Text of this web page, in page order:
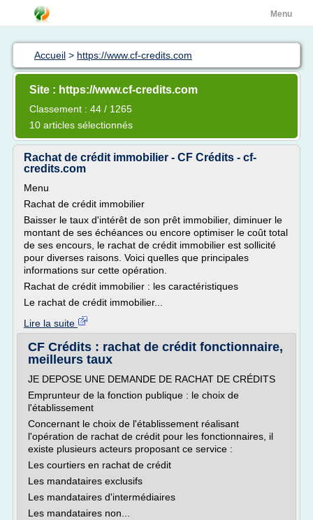
Menu
Accueil > https://www.cf-credits.com
Site : https://www.cf-credits.com
Classement : 44 / 1265
10 articles sélectionnés
Rachat de crédit immobilier - CF Crédits - cf-
credits.com
Menu
Rachat de crédit immobilier
Baisser le taux d'intérêt de son prêt immobilier, diminuer le
montant de ses échéances ou encore optimiser le coût total
de ses encours, le rachat de crédit immobilier est sollicité
pour diverses raisons. Voici quelles que principales
informations sur cette opération.
Rachat de crédit immobilier : les caractéristiques
Le rachat de crédit immobilier...
Lire la suite
CF Crédits : rachat de crédit fonctionnaire,
meilleurs taux
JE DEPOSE UNE DEMANDE DE RACHAT DE CRÉDITS
Emprunteur de la fonction publique : le choix de
l'établissement
Concernant le choix de l'établissement réalisant
l'opération de rachat de crédit pour les fonctionnaires, il
existe plusieurs acteurs proposant ce service :
Les courtiers en rachat de crédit
Les mandataires exclusifs
Les mandataires d'intermédiaires
Les mandataires non...